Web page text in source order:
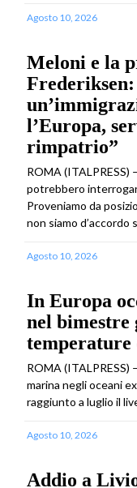
Agosto 10, 2026
Meloni e la
l’Europa,
rimpatrio”
ROMA (ITALPRESS)
potrebbero
Proveniamo da
non siamo d’accordo
Agosto 10, 2026
In Europa
nel bimestre
temperature
ROMA (ITALPRESS)
marina negli oceani
raggiunto a luglio il
Agosto 10, 2026
Addio a